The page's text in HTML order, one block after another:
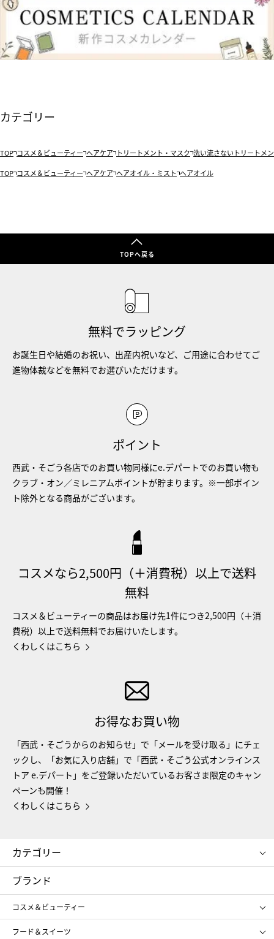
カテゴリー
TOP コスメ＆ビューティー ヘアケア トリートメント・マスク 洗い流さないトリートメ
TOP コスメ＆ビューティー ヘアケア ヘアオイル・ミスト ヘアオイル
TOPへ戻る
無料でラッピング
お誕生日や結婚のお祝い、出産内祝いなど、ご用途に合わせてご
進物体裁などを無料でお選びいただけます。
ポイント
西武・そごう各店でのお買い物同様にe.デパートでのお買い物も
クラブ・オン／ミレニアムポイントが貯まります。※一部ポイン
ト除外となる商品がございます。
コスメなら2,500円（＋消費税）以上で送料
無料
コスメ＆ビューティーの商品はお届け先1件につき2,500円（＋消
費税）以上で送料無料でお届けいたします。
くわしくはこちら
お得なお買い物
「西武・そごうからのお知らせ」で「メールを受け取る」にチェ
ックし、「お気に入り店舗」で「西武・そごう公式オンラインス
トア e.デパート」をご登録いただいているお客さま限定のキャン
ペーンも開催！
くわしくはこちら
カテゴリー
コスメ＆ビューティー
ギフト
レディース
メンズ
スポーツ・アウトドア
ブランド
コスメ＆ビューティー
SHISEIDO
フード＆スイーツ